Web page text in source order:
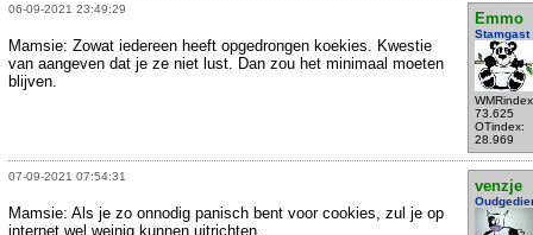
06-09-2021 23:49:29
Emmo
Stamgast
73.625
OTindex:
28.969
Mamsie: Zowat iedereen heeft opgedrongen koekies. Kwestie
van aangeven dat je ze niet lust. Dan zou het minimaal moeten
blijven.
07-09-2021 07:54:31
venzje
Mamsie: Als je zo onnodig panisch bent voor cookies, zul je op
internet wel weinig kunnen uitrichten.